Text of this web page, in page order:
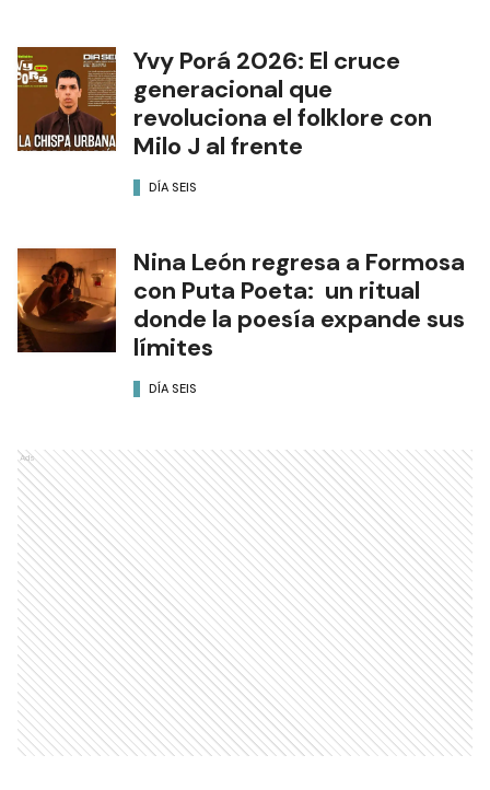
Yvy Porá 2026: El cruce
generacional que
revoluciona el folklore con
Milo J al frente
DÍA SEIS
Nina León regresa a Formosa
con Puta Poeta: un ritual
donde la poesía expande sus
límites
DÍA SEIS
Ads